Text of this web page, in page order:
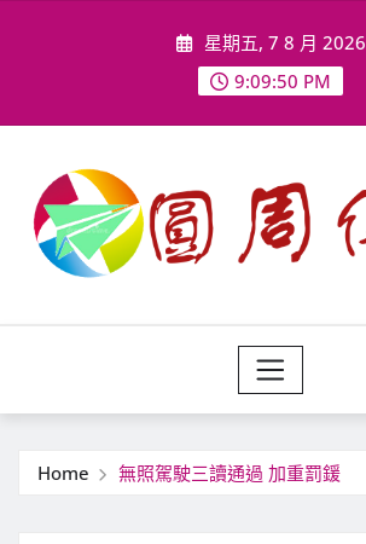
星期五, 7 8 月 2026
9:09:52 PM
Home 無照駕駛三讀通過 加重罰鍰